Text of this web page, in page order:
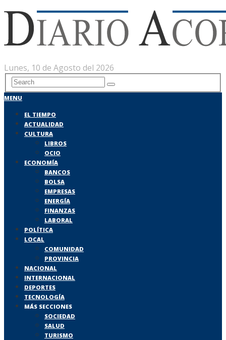
Lunes, 10 de Agosto del 2026
MENU
EL TIEMPO
ACTUALIDAD
CULTURA
LIBROS
OCIO
ECONOMÍA
BANCOS
BOLSA
EMPRESAS
ENERGÍA
FINANZAS
LABORAL
POLÍTICA
LOCAL
COMUNIDAD
PROVINCIA
NACIONAL
INTERNACIONAL
DEPORTES
TECNOLOGÍA
MÁS SECCIONES
SOCIEDAD
SALUD
TURISMO